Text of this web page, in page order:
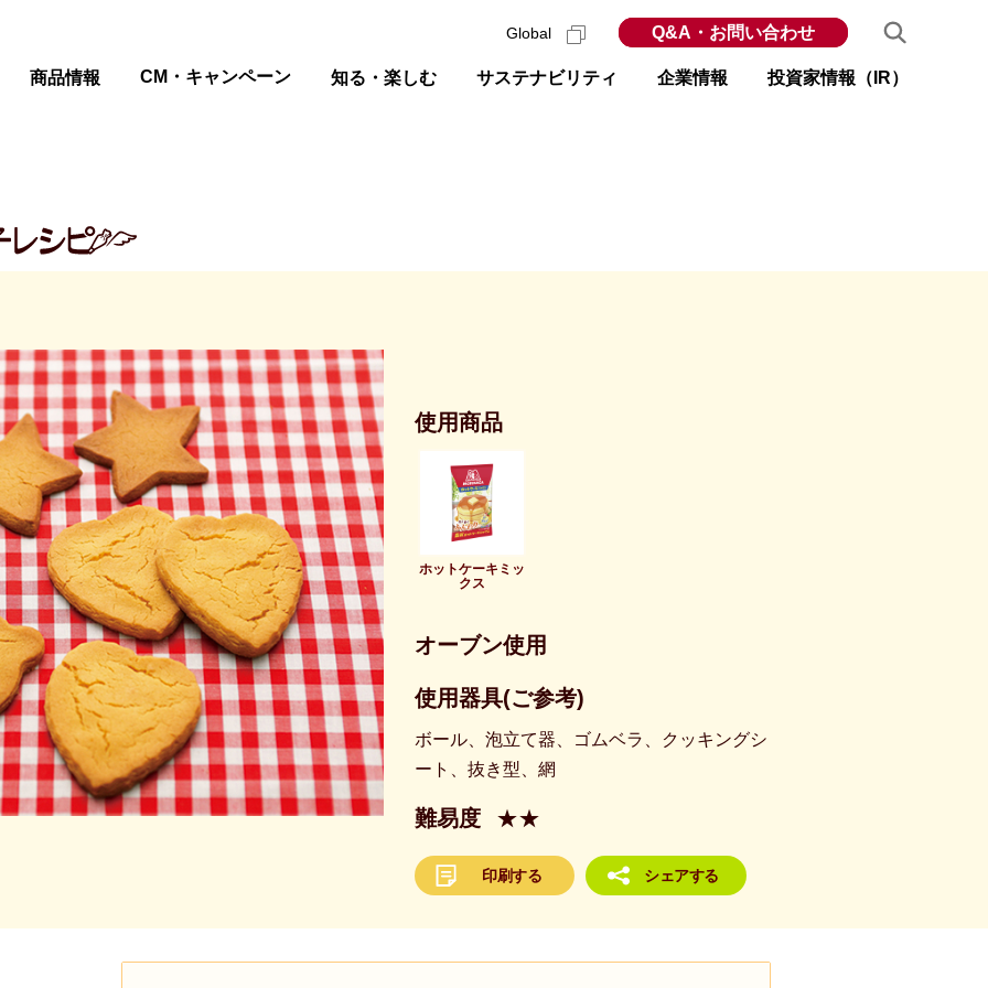
商品情報 CM・キャンペーン 知る・楽しむ サステナビリティ 企業情報 投資家情報（IR）
Global Q&A・お問い合わせ
使用商品
ホットケーキミッ
クス
オーブン使用
使用器具(ご参考)
ボール、泡立て器、ゴムベラ、クッキングシ
ート、抜き型、網
難易度 ★★
印刷する シェアする